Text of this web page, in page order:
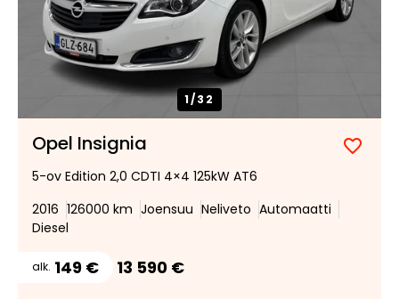
1/32
Opel Insignia
Lisää
5-ov Edition 2,0 CDTI 4×4 125kW AT6
2016 126000 km Joensuu Neliveto Automaatti
Diesel
alk. 149 € 13 590 €